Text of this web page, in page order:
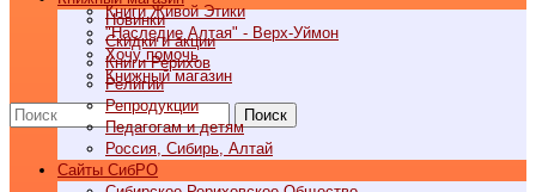
Книги Живой Этики
"Наследие Алтая" - Верх-Уймон
Хочу помочь
Книжный магазин
Поиск
Новинки
Скидки и акции
Книги Рерихов
Религии
Репродукции
Педагогам и детям
Россия, Сибирь, Алтай
Cайты СибРО